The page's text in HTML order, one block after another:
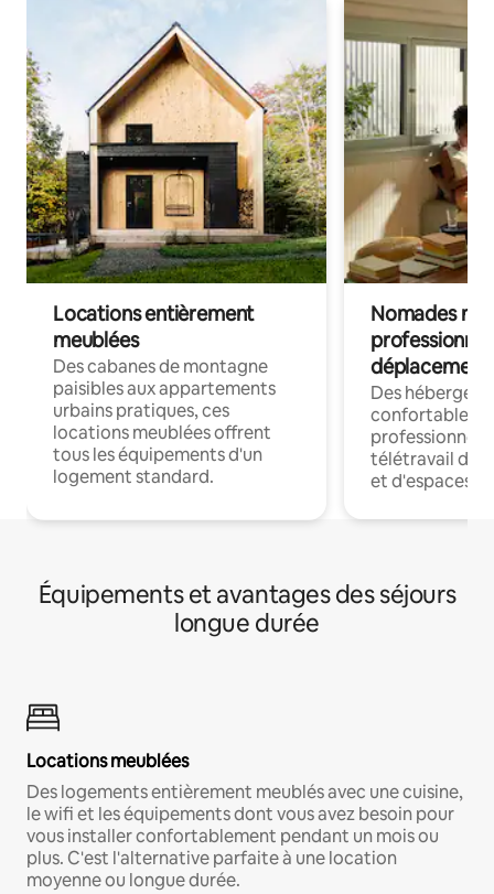
Locations entièrement
meublées
Des cabanes de montagne
paisibles aux appartements
urbains pratiques, ces
locations meublées offrent
tous les équipements d'un
logement standard.
Nomades
déplacement
Des
confortables
professionnels
télétravail
et d'espaces
Équipements et avantages des séjours
longue durée
Locations meublées
Des logements entièrement meublés avec une cuisine,
le wifi et les équipements dont vous avez besoin pour
vous installer confortablement pendant un mois ou
plus. C'est l'alternative parfaite à une location
moyenne ou longue durée.